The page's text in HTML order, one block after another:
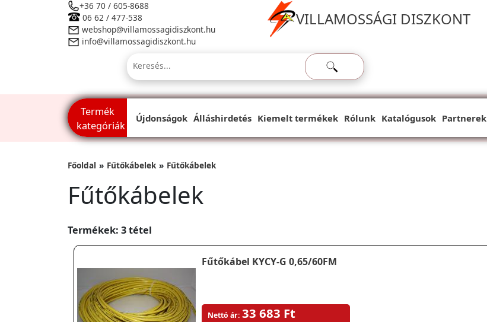
+36 70 / 605-8688
06 62 / 477-538
webshop@villamossagidiszkont.hu
info@villamossagidiszkont.hu
VILLAMOSSÁGI DISZKONT
Termék
kategóriák
Újdonságok Álláshirdetés Kiemelt termékek Rólunk Katalógusok Partnerek
Főoldal Fűtőkábelek Fűtőkábelek
Fűtőkábelek
Termékek: 3 tétel
Fűtőkábel KYCY-G 0,65/60FM
Nettó ár: 33 683 Ft